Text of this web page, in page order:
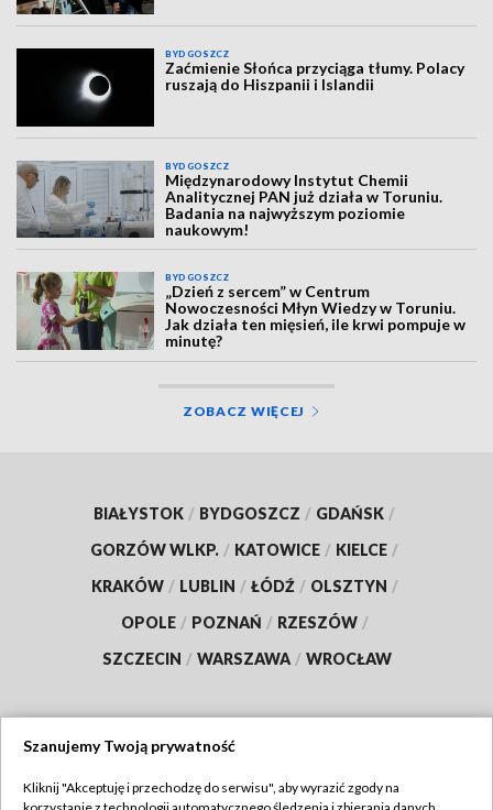
BYDGOSZCZ
Zaćmienie Słońca przyciąga tłumy. Polacy
ruszają do Hiszpanii i Islandii
BYDGOSZCZ
Międzynarodowy Instytut Chemii
Analitycznej PAN już działa w Toruniu.
Badania na najwyższym poziomie
naukowym!
BYDGOSZCZ
„Dzień z sercem” w Centrum
Nowoczesności Młyn Wiedzy w Toruniu.
Jak działa ten mięsień, ile krwi pompuje w
minutę?
ZOBACZ WIĘCEJ
BIAŁYSTOK / BYDGOSZCZ / GDAŃSK /
GORZÓW WLKP. / KATOWICE / KIELCE /
KRAKÓW / LUBLIN / ŁÓDŹ / OLSZTYN /
OPOLE / POZNAŃ / RZESZÓW /
SZCZECIN / WARSZAWA / WROCŁAW
Szanujemy Twoją prywatność
Kliknij "Akceptuję i przechodzę do serwisu", aby wyrazić zgody na